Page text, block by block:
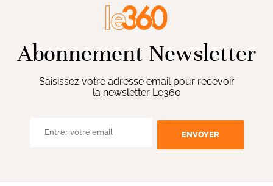
Abonnement Newsletter
Saisissez votre adresse email pour recevoir
la newsletter Le360
ENVOYER